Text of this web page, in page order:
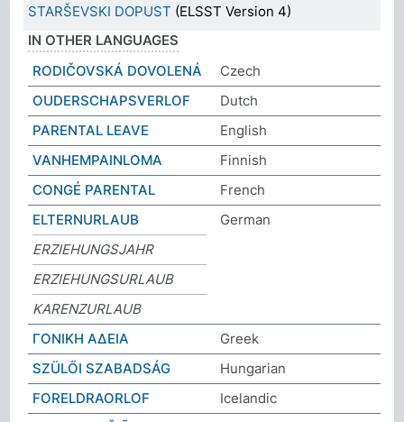
STARŠEVSKI DOPUST (ELSST Version 4)
IN OTHER LANGUAGES
RODIČOVSKÁ DOVOLENÁ
Czech
OUDERSCHAPSVERLOF
Dutch
PARENTAL LEAVE
English
VANHEMPAINLOMA
Finnish
CONGÉ PARENTAL
French
ELTERNURLAUB
German
ERZIEHUNGSJAHR
ERZIEHUNGSURLAUB
KARENZURLAUB
ΓΟΝΙΚΗ ΑΔΕΙΑ
Greek
SZÜLŐI SZABADSÁG
Hungarian
FORELDRAORLOF
Icelandic